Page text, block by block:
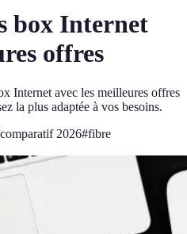
box Internet
offres
Internet avec les meilleures offres
la plus adaptée à vos besoins.
comparatif 2026#fibre